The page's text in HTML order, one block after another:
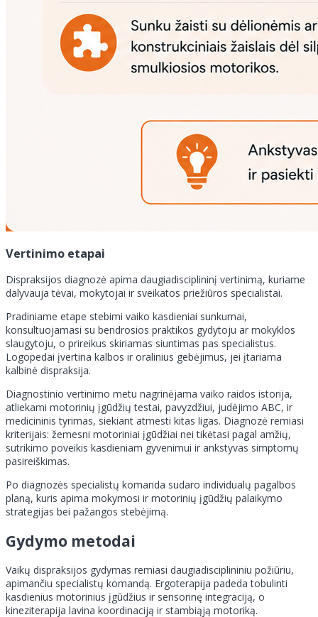
Vertinimo etapai
Dispraksijos diagnozė apima daugiadisciplininį vertinimą, kuriame
dalyvauja tėvai, mokytojai ir sveikatos priežiūros specialistai.
Pradiniame etape stebimi vaiko kasdieniai sunkumai,
konsultuojamasi su bendrosios praktikos gydytoju ar mokyklos
slaugytoju, o prireikus skiriamas siuntimas pas specialistus.
Logopedai įvertina kalbos ir oralinius gebėjimus, jei įtariama
kalbinė dispraksija.
Diagnostinio vertinimo metu nagrinėjama vaiko raidos istorija,
atliekami motorinių įgūdžių testai, pavyzdžiui, judėjimo ABC, ir
medicininis tyrimas, siekiant atmesti kitas ligas. Diagnozė remiasi
kriterijais: žemesni motoriniai įgūdžiai nei tikėtasi pagal amžių,
sutrikimo poveikis kasdieniam gyvenimui ir ankstyvas simptomų
pasireiškimas.
Po diagnozės specialistų komanda sudaro individualų pagalbos
planą, kuris apima mokymosi ir motorinių įgūdžių palaikymo
strategijas bei pažangos stebėjimą.
Gydymo metodai
Vaikų dispraksijos gydymas remiasi daugiadisciplininiu požiūriu,
apimančiu specialistų komandą. Ergoterapija padeda tobulinti
kasdienius motorinius įgūdžius ir sensorinę integraciją, o
kineziterapija lavina koordinaciją ir stambiąją motoriką.